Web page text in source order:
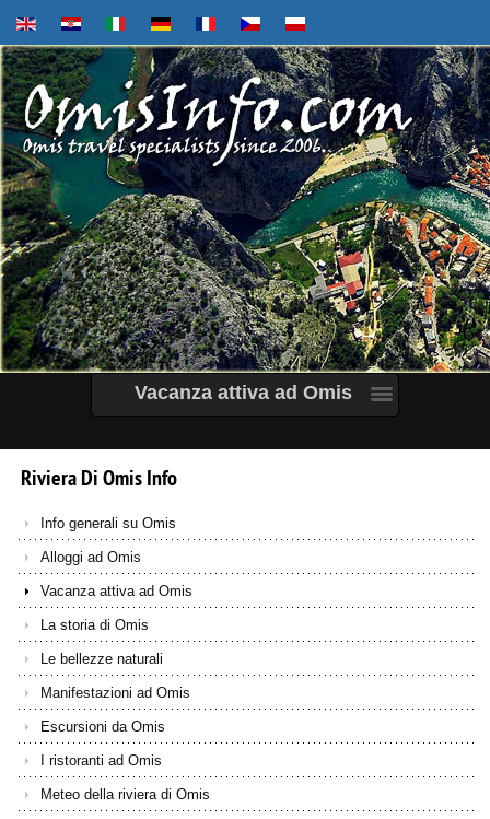
Vacanza attiva ad Omis
RivieraDiOmisInfo
Info generali su Omis
Alloggi ad Omis
Vacanza attiva ad Omis
La storia di Omis
Le bellezze naturali
Manifestazioni ad Omis
Escursioni da Omis
I ristoranti ad Omis
Meteo della riviera di Omis